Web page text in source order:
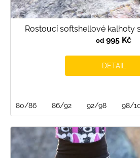
Rostoucí softshellové kalhoty
od 995 Kč
DETAIL
80/86 86/92 92/98 98/